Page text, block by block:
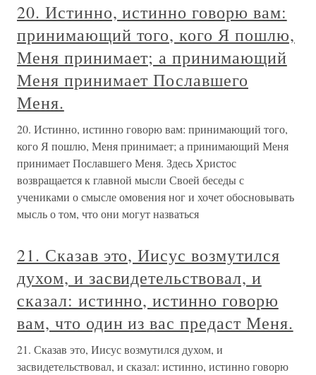
20. Истинно, истинно говорю вам:
принимающий того, кого Я пошлю,
Меня принимает; а принимающий
Меня принимает Пославшего
Меня.
20. Истинно, истинно говорю вам: принимающий того,
кого Я пошлю, Меня принимает; а принимающий Меня
принимает Пославшего Меня. Здесь Христос
возвращается к главной мысли Своей беседы с
учениками о смысле омовения ног и хочет обосновывать
мысль о том, что они могут назваться
21. Сказав это, Иисус возмутился
духом, и засвидетельствовал, и
сказал: истинно, истинно говорю
вам, что один из вас предаст Меня.
21. Сказав это, Иисус возмутился духом, и
засвидетельствовал, и сказал: истинно, истинно говорю